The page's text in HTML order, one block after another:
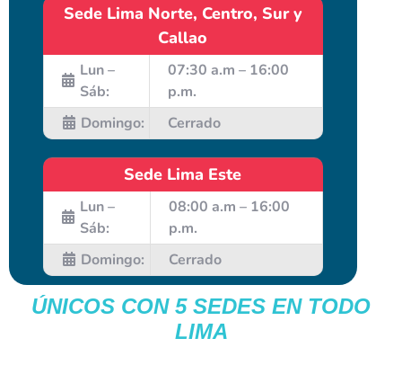
Sede Lima Norte, Centro, Sur y
Callao
Lun –
Sáb:
07:30 a.m – 16:00
p.m.
Domingo:
Cerrado
Sede Lima Este
Lun –
Sáb:
08:00 a.m – 16:00
p.m.
Domingo:
Cerrado
ÚNICOS CON 5 SEDES EN TODO
LIMA